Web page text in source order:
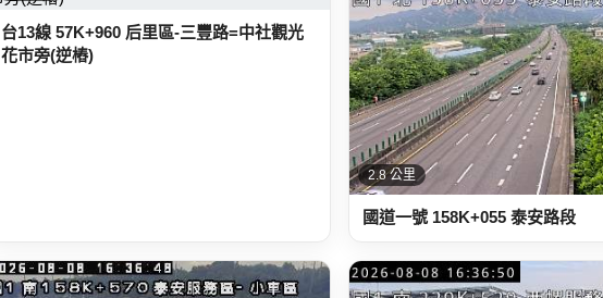
台13線 57K+960 后里區-三豐路=中社觀光
花市旁(逆樁)
2.8 公里
國道一號 158K+055 泰安路段